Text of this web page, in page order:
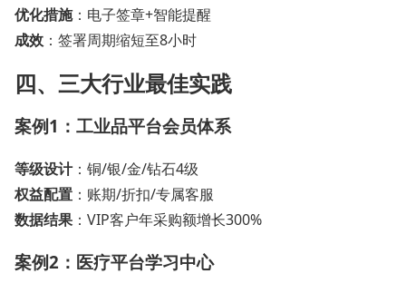
优化措施：电子签章+智能提醒
成效 ：签署周期缩短至8小时
四、三大行业最佳实践
案例1：工业品平台会员体系
等级设计：铜/银/金/钻石4级
权益配置 ：账期/折扣/专属客服
数据结果 ：VIP客户年采购额增长300%
案例2：医疗平台学习中心